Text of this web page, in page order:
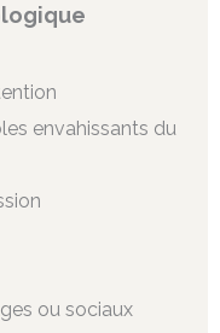
envahissants du
ou sociaux